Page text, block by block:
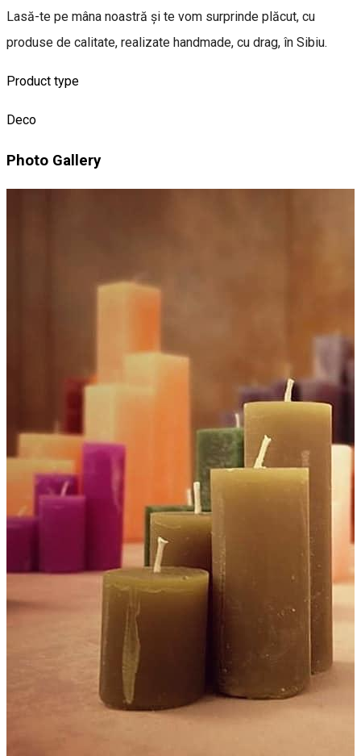
Lasă-te pe mâna noastră și te vom surprinde plăcut, cu
produse de calitate, realizate handmade, cu drag, în Sibiu.
Product type
Deco
Photo Gallery